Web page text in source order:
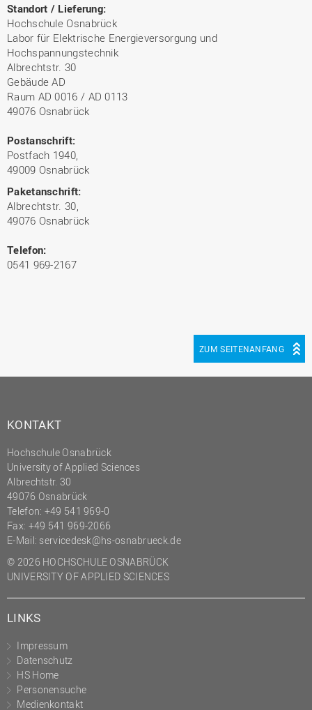
Standort / Lieferung:
Hochschule Osnabrück
Labor für Elektrische Energieversorgung und
Hochspannungstechnik
Albrechtstr. 30
Gebäude AD
Raum AD 0016 / AD 0113
49076 Osnabrück
Postanschrift:
Postfach 1940,
49009 Osnabrück
Paketanschrift:
Albrechtstr. 30,
49076 Osnabrück
Telefon:
0541 969-2167
ZUM SEITENANFANG
KONTAKT
Hochschule Osnabrück
University of Applied Sciences
Albrechtstr. 30
49076 Osnabrück
Telefon: +49 541 969-0
Fax: +49 541 969-2066
E-Mail: servicedesk@hs-osnabrueck.de
© 2026 HOCHSCHULE OSNABRÜCK
UNIVERSITY OF APPLIED SCIENCES
LINKS
Impressum
Datenschutz
HS Home
Personensuche
Medienkontakt